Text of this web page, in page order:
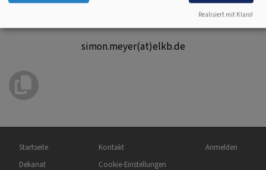
simon.meyer(at)elkb.de
Hauptnavigation
Startseite
Dekanat
Fußbereichsmenü
Kontakt
Cookie-Einstellungen
Benutzermenü
Anmelden
Realisiert mit Klaro!